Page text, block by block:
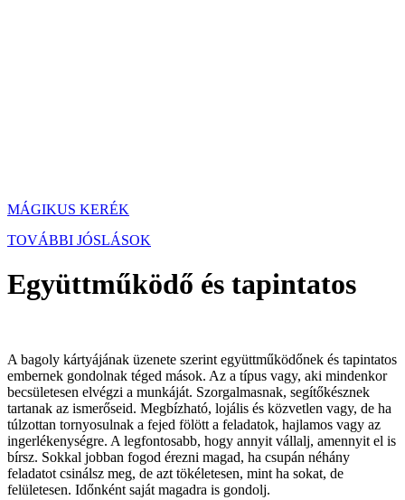
MÁGIKUS KERÉK
TOVÁBBI JÓSLÁSOK
Együttműködő és tapintatos
A bagoly kártyájának üzenete szerint együttműködőnek és tapintatos
embernek gondolnak téged mások. Az a típus vagy, aki mindenkor
becsületesen elvégzi a munkáját. Szorgalmasnak, segítőkésznek
tartanak az ismerőseid. Megbízható, lojális és közvetlen vagy, de ha
túlzottan tornyosulnak a fejed fölött a feladatok, hajlamos vagy az
ingerlékenységre. A legfontosabb, hogy annyit vállalj, amennyit el is
bírsz. Sokkal jobban fogod érezni magad, ha csupán néhány
feladatot csinálsz meg, de azt tökéletesen, mint ha sokat, de
felületesen. Időnként saját magadra is gondolj.